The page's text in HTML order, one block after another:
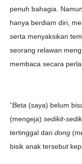
penuh bahagia.
hanya berdiam diri,
serta menyaksikan
seorang relawan
membaca secara
“Beta (saya) belum
(mengeja) sedikit-
tertinggal dari dong
bisik anak tersebut